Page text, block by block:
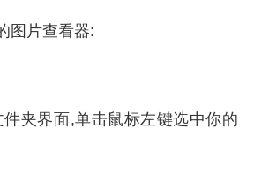
图片查看器:
夹界面,单击鼠标左键选中你的